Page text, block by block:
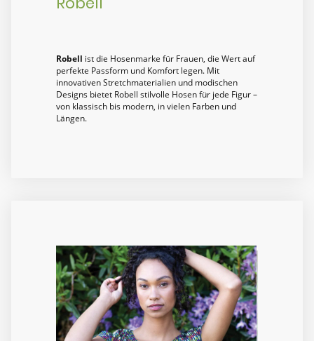
Robell ist die Hosenmarke für Frauen, die Wert auf
perfekte Passform und Komfort legen. Mit
innovativen Stretchmaterialien und modischen
Designs bietet Robell stilvolle Hosen für jede Figur –
von klassisch bis modern, in vielen Farben und
Längen.